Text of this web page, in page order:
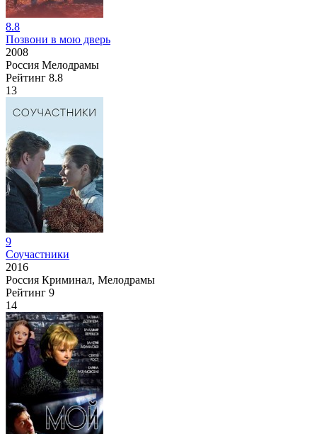
8.8
Позвони в мою дверь
2008
Россия Мелодрамы
Рейтинг 8.8
13
9
Соучастники
2016
Россия Криминал, Мелодрамы
Рейтинг 9
14